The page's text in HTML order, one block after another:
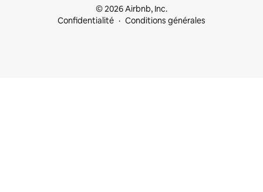
© 2026 Airbnb, Inc.
Confidentialité
Conditions générales